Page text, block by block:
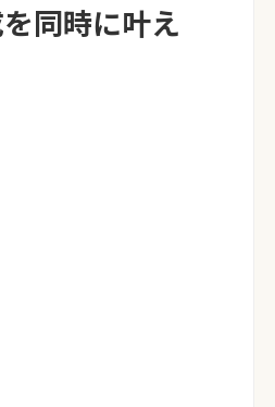
同時に叶え